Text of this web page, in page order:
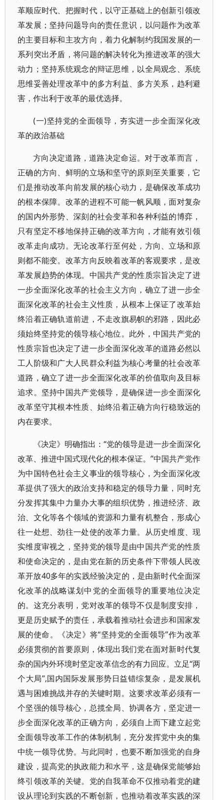
革顺应时代、把握时代，以守正基础上的创新引领改
革发展；坚持问题导向的责任意识，以问题作为改革
的主要目标和主攻方向，着力化解制约我国发展的一
系列突出矛盾，将问题的解决转化为推进改革的强大
动力；坚持系统观念的辩证思维，以全局观念、系统
思维妥善处理改革中的多方利益、多方关系，趋利避
害，作出利于改革的最优选择。
(一)坚持党的全面领导，夯实进一步全面深化改
革的政治基础
方向决定道路，道路决定命运。对于改革而言，
正确的方向、鲜明的立场和坚守的原则至关重要，它
们是推动改革向前发展的核心动力，是确保改革成功
的根本保障。改革的进程不可能一帆风顺，面对复杂
的国内外形势、深刻的社会变革和各种利益的博弈，
只有坚定不移地保持正确的改革方向，才能有效引领
改革走向成功。无论改革行至何处，方向、立场和原
则都不能变。改革方向反映着改革的客观要求，是改
革发展趋势的体现。中国共产党的性质宗旨决定了进
一步全面深化改革的社会主义方向，确立了进一步全
面深化改革的社会主义性质，从根本上保证了改革始
终沿着正确轨道前进，不走改旗易帜的邪路，因此必
须始终坚持党的领导核心地位。此外，中国共产党的
性质宗旨也决定了进一步全面深化改革的道路必然以
工人阶级和广大人民群众利益为核心考量的社会改革
道路，确立了进一步全面深化改革的价值取向及目标
追求。坚持中国共产党领导，是确保进一步全面深化
改革坚守其根本性质、始终沿着正确方向行稳致远的
内在要求。
《决定》明确指出：“党的领导是进一步全面深化
改革、推进中国式现代化的根本保证。”中国共产党作
为中国特色社会主义事业的领导核心，为全面深化改
革提供了强大的政治支持和稳定的领导力量，同时充
分发挥其集中力量办大事的组织优势，推进经济、政
治、文化等各个领域的资源和力量有机整合，形成心
往一处想、劲往一处使的改革力量。从历史维度、现
实维度审视之，坚持党的领导是由中国共产党的性质
和使命决定的，是由党在新的历史条件下带领人民改
革开放40多年的实践经验决定的，是由新时代全面深
化改革的战略谋划中党的全面领导的重要地位决定
的。这充分表明，党对改革的领导不仅是制度安排，
更是历史赋予的责任，承载着推动社会进步和国家发
展的使命。《决定》将“坚持党的全面领导”作为改革
必须贯彻的首要原则，体现出我们党在面对新时代复
杂的国内外环境时坚定改革信念的有力回应。立足“两
个大局”,国内国际发展形势日益错综复杂，是发展机
遇与困难挑战并存的关键时期。这要求改革必须有一
个坚强的领导核心，总揽全局、协调各方，坚定进一
步全面深化改革的正确方向，必须自上而下建立起党
全面领导改革工作的体制机制，充分发挥党中央的集
中统一领导优势。与此同时，也要不断加强党的自身
建设，提高党的执政能力和水平，这是确保党能够始
终引领改革的关键。党的自我革命不仅推动着党的建
设从理论到实践的不断创新，也推动着改革实践的深